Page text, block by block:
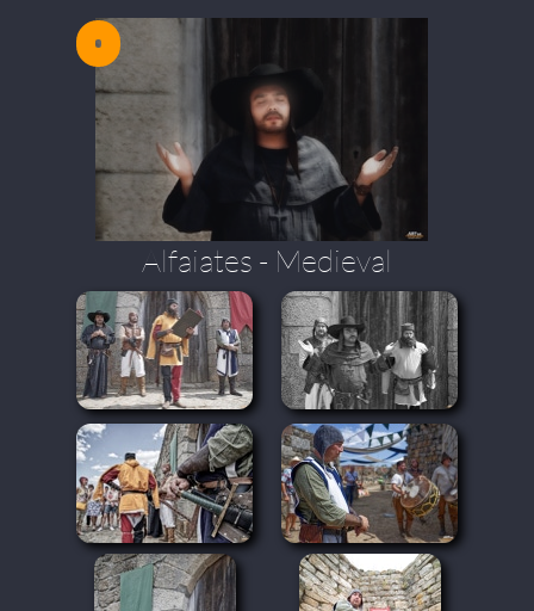
ici
Alfaiates - Medieval